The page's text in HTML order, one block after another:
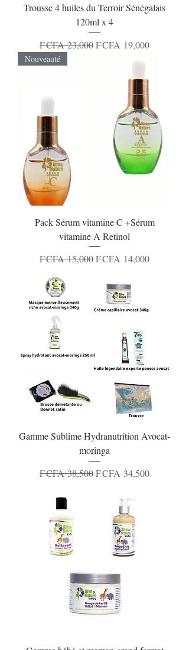
Trousse 4 huiles du Terroir Sénégalais
120ml x 4
Regular Price
F CFA 23,000Sale Price
F CFA 19,000
Nouveauté
Pack Sérum vitamine C +Sérum
vitamine A Retinol
Regular Price
F CFA 15,000Sale Price
F CFA 14,000
Gamme Sublime Hydranutrition Avocat-
moringa
Regular Price
F CFA 38,500Sale Price
F CFA 34,500